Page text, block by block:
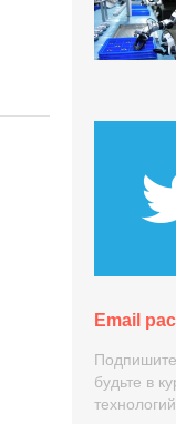
Email
будьте в
технологий